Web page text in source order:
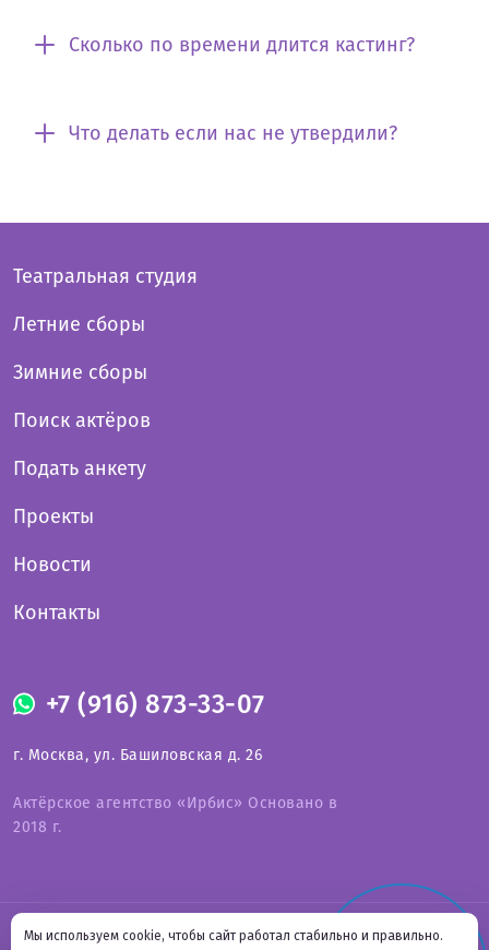
Сколько по времени длится кастинг?
Что делать если нас не утвердили?
+7 (916) 873-33-07
г. Москва, ул. Башиловская д. 26
Актёрское агентство «Ирбис» Основано в
2018 г.
Театральная студия
Летние сборы
Зимние сборы
Поиск актёров
Подать анкету
Проекты
Новости
Контакты
СВЯЗАТЬСЯ С НАМИ
Оферта на предоставление услуг
Мы используем cookie, чтобы сайт работал стабильно и правильно.